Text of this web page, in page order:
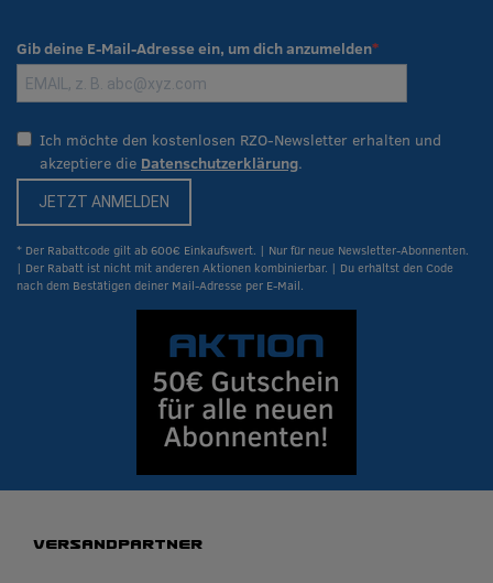
Gib deine E-Mail-Adresse ein, um dich anzumelden
Ich möchte den kostenlosen RZO-Newsletter erhalten und
akzeptiere die Datenschutzerklärung.
JETZT ANMELDEN
* Der Rabattcode gilt ab 600€ Einkaufswert. | Nur für neue Newsletter-Abonnenten.
| Der Rabatt ist nicht mit anderen Aktionen kombinierbar. | Du erhältst den Code
nach dem Bestätigen deiner Mail-Adresse per E-Mail.
VERSANDPARTNER